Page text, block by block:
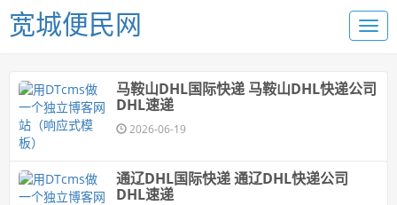
宽城便民网
马鞍山DHL国际快递 马鞍山DHL快递公司
DHL速递
2026-06-19
通辽DHL国际快递 通辽DHL快递公司
DHL速递